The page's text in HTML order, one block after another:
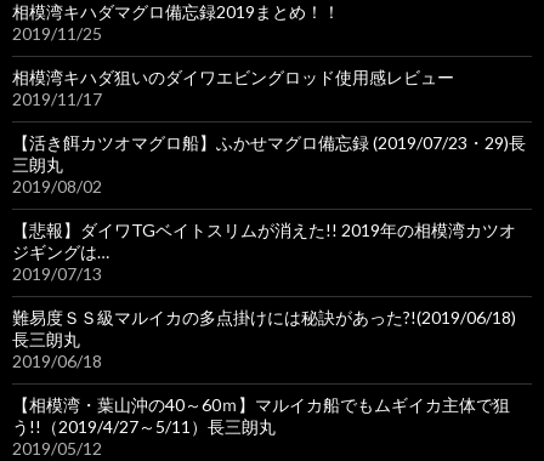
相模湾キハダマグロ備忘録2019まとめ！！
2019/11/25
相模湾キハダ狙いのダイワエビングロッド使用感レビュー
2019/11/17
【活き餌カツオマグロ船】ふかせマグロ備忘録 (2019/07/23・29)長
三朗丸
2019/08/02
【悲報】ダイワTGベイトスリムが消えた!! 2019年の相模湾カツオ
ジギングは…
2019/07/13
難易度ＳＳ級マルイカの多点掛けには秘訣があった?!(2019/06/18)
長三朗丸
2019/06/18
【相模湾・葉山沖の40～60ｍ】マルイカ船でもムギイカ主体で狙
う!!（2019/4/27～5/11）長三朗丸
2019/05/12